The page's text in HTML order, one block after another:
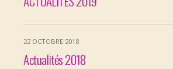
22 OCTOBRE 2018
Actualités 2018